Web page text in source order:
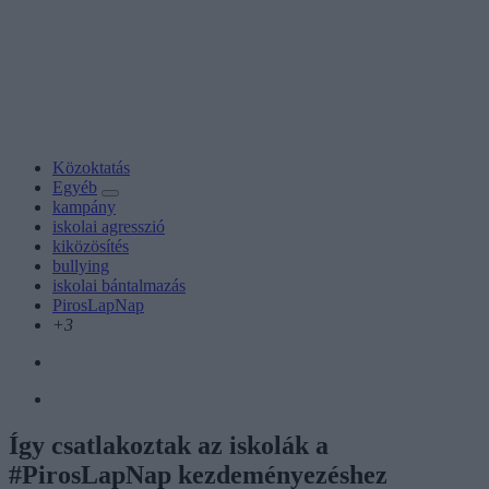
Közoktatás
Egyéb
kampány
iskolai agresszió
kiközösítés
bullying
iskolai bántalmazás
PirosLapNap
+3
Így csatlakoztak az iskolák a
#PirosLapNap kezdeményezéshez